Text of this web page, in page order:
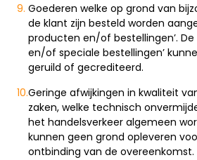
Goederen welke op grond van
de klant zijn besteld worden
producten en/of bestellingen’.
en/of speciale bestellingen’
geruild of gecrediteerd.
Geringe afwijkingen in kwaliteit
zaken, welke technisch
het handelsverkeer algemeen
kunnen geen grond opleveren
ontbinding van de overeenkomst.